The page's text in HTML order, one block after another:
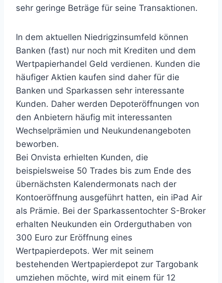
sehr geringe Beträge für seine Transaktionen.
In dem aktuellen Niedrigzinsumfeld können
Banken (fast) nur noch mit Krediten und dem
Wertpapierhandel Geld verdienen. Kunden die
häufiger Aktien kaufen sind daher für die
Banken und Sparkassen sehr interessante
Kunden. Daher werden Depoteröffnungen von
den Anbietern häufig mit interessanten
Wechselprämien und Neukundenangeboten
beworben.
Bei Onvista erhielten Kunden, die
beispielsweise 50 Trades bis zum Ende des
übernächsten Kalendermonats nach der
Kontoeröffnung ausgeführt hatten, ein iPad Air
als Prämie. Bei der Sparkassentochter S-Broker
erhalten Neukunden ein Orderguthaben von
300 Euro zur Eröffnung eines
Wertpapierdepots. Wer mit seinem
bestehenden Wertpapierdepot zur Targobank
umziehen möchte, wird mit einem für 12